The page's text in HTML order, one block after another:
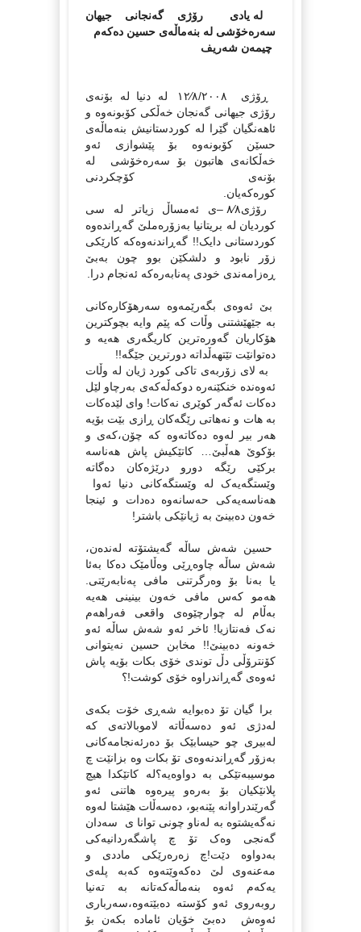
له‌ یادی رۆژی گه‌نجانی جیهان
سه‌ره‌خۆشی له‌ بنه‌ماڵه‌ی حسین ده‌که‌م
چیمه‌ن شه‌ریف
ڕۆژی ١٢⁄٨/٢٠٠٨ له‌ دنیا له‌ بۆنه‌ی
رۆژی جیهانی گه‌نجان خه‌ڵکی کۆبونه‌وه‌ و
ئاهه‌نگیان گێرا له‌ کوردستانیش بنه‌ماڵه‌ی
حسێن کۆبونه‌وه‌ بۆ پێشوازی ئه‌و
خه‌ڵکانه‌ی هاتبون بۆ سه‌ره‌خۆشی له‌
بۆنه‌ی کۆچکردنی
رۆژی٨⁄٨ –ی ئه‌مساڵ زیاتر له‌ سی
کوردیان له‌ بریتانیا به‌زۆره‌ملێ گه‌ڕانده‌وه‌
کوردستانی دایک!! گه‌ڕاندنه‌وه‌که‌ کارێکی
زۆر نابود و دلشکێن بوو چون به‌بێ
ڕه‌زامه‌ندی خودی په‌نابه‌ره‌که‌ ئه‌نجام درا.‌
بێ ئه‌وه‌ی بگه‌رێمه‌وه‌ سه‌رهۆکاره‌کانی
به‌ جێهێشتنی وڵات که‌ پێم وایه‌ بچوکترین
هۆکاریان گه‌وره‌ترین کاریگه‌ری هه‌یه‌ و
ده‌توانێت تێتهه‌ڵداته‌ دورترین جێگه‌!!
به‌ لای زۆربه‌ی تاکی کورد ژیان له‌ وڵات
ئه‌وه‌نده‌ خنکێنه‌ره‌ دوکه‌ڵه‌که‌ی به‌رچاو لێل
ده‌کات ئه‌گه‌ر کوێری نه‌کات! وای لێده‌کات
به‌ هات و نه‌هاتی رێگه‌کان ڕازی بێت بۆیه‌
هه‌ر بیر له‌وه‌ ده‌کاته‌وه‌ که‌ چۆن،که‌ی و
بۆکوێ هه‌ڵبێ… کاتێکیش پاش هه‌ناسه‌
برکێی رێگه‌ دورو درێژه‌کان ده‌گاته‌
وێستگه‌یه‌ک له‌ وێستگه‌کانی دنیا ئه‌وا
هه‌ناسه‌یه‌کی حه‌سانه‌وه‌ ده‌دات و ئینجا
خه‌ون ده‌بینێ به‌ ژیانێکی باشتر!
حسین شه‌ش ساڵه‌ گه‌یشتۆته‌ له‌نده‌ن،
شه‌ش ساڵه‌ چاوه‌ڕێی وه‌ڵامێک ده‌کا ‌به‌ئا
یا به‌نا بۆ وه‌رگرتنی مافی په‌نابه‌رێتی.
هه‌مو که‌س مافی خه‌ون بینینی هه‌یه‌
به‌ڵام له‌ چوارچێوه‌ی واقعی فه‌راهه‌م
نه‌ک فه‌نتازیا! ئاخر ئه‌و شه‌ش ساڵه‌ ئه‌و
خه‌ونه‌ ده‌بینێ!! مخابن حسین نه‌یتوانی
کۆنترۆڵی دڵ توندی خۆی بکات بۆیه‌ پاش
ئه‌وه‌ی گه‌ڕاندراوه‌ خۆی کوشت!؟
برا گیان تۆ ده‌بوایه‌ شه‌ڕی خۆت بکه‌ی
له‌دژی ئه‌و ده‌سه‌ڵاته‌ لاموبالاته‌ی که‌
له‌بیری چو حیسابێک بۆ ده‌رئه‌نجامه‌کانی
به‌زۆر گه‌ڕاندنه‌وه‌ی تۆ بکات وه‌ بزانێت چ
موسیبه‌تێکی به‌ دواوه‌یه؟له‌ کاتێکدا هیچ
پلانێکیان بۆ به‌ره‌و پیره‌وه‌ هاتنی ئه‌و
گه‌رێندراوانه‌ پێنه‌بو، ده‌سه‌ڵات‌ ‌هێشتا له‌وه‌
نه‌گه‌یشتوه‌ به‌ له‌ناو چونی توانا ی سه‌دان
گه‌نجی وه‌ک تۆ چ پاشگه‌ردانیه‌کی
به‌دواوه‌ دێت!چ زه‌ره‌رێکی ماددی و
مه‌عنه‌وی لێ ده‌که‌وێته‌وه‌ که‌به‌ پله‌ی
یه‌که‌م ئه‌وه‌ بنه‌ماڵه‌که‌تانه‌ به‌ ته‌نیا
روبه‌روی ئه‌و کۆسته ‌ده‌بێته‌وه‌،سه‌رباری
ئه‌وه‌ش ده‌بێ خۆیان ئاماده‌ بکه‌ن بۆ